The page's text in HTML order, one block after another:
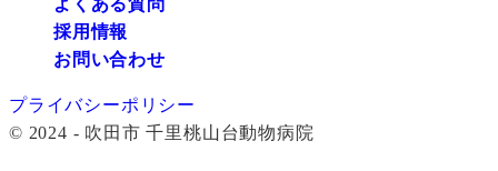
よくある質問
採用情報
お問い合わせ
プライバシーポリシー
© 2024 - 吹田市 千里桃山台動物病院